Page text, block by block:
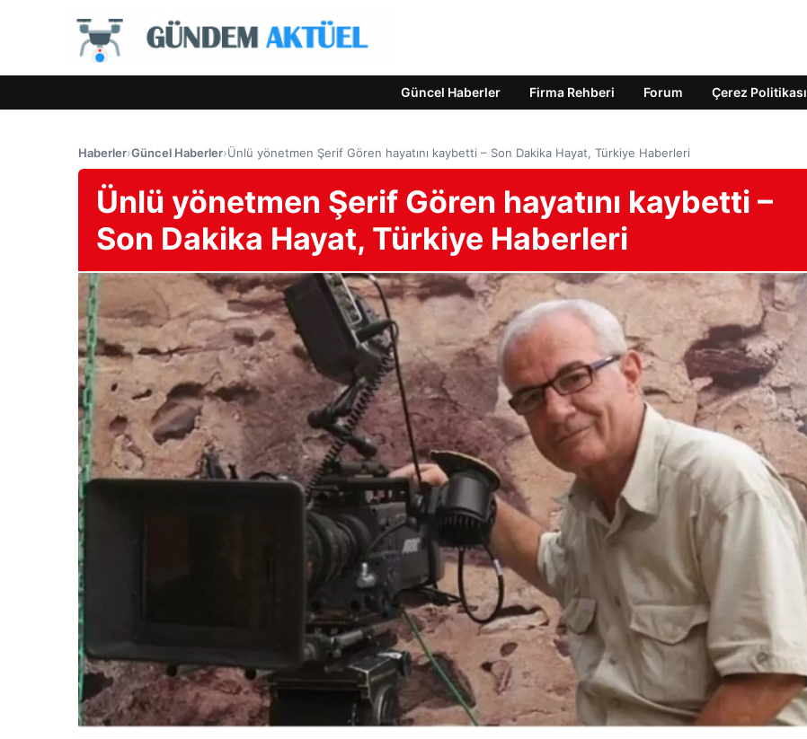
Güncel Haberler Firma Rehberi Forum Çerez Politikası
Haberler›Güncel Haberler›Ünlü yönetmen Şerif Gören hayatını kaybetti – Son Dakika Hayat, Türkiye Haberleri
Ünlü yönetmen Şerif Gören hayatını kaybetti –
Son Dakika Hayat, Türkiye Haberleri